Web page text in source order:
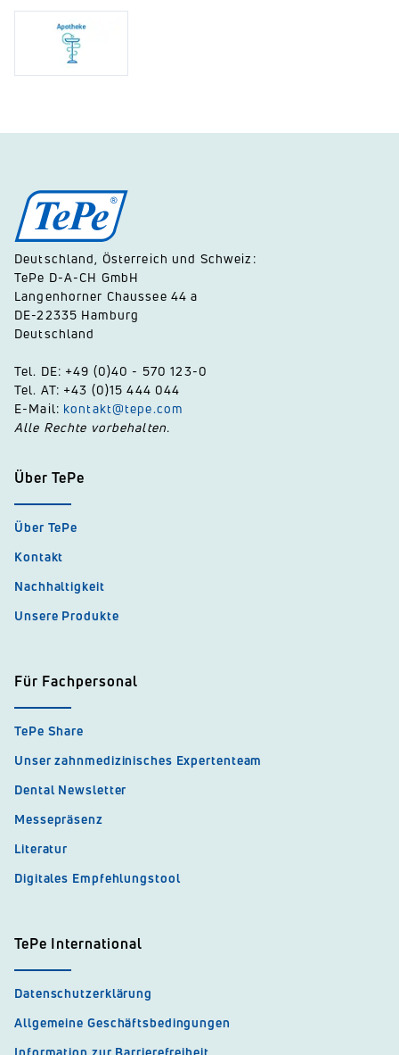
Deutschland, Österreich und Schweiz:
TePe D-A-CH GmbH
Langenhorner Chaussee 44 a
DE-22335 Hamburg
Deutschland
Tel. DE: +49 (0)40 - 570 123-0
Tel. AT: +43 (0)15 444 044
E-Mail: kontakt@tepe.com
Alle Rechte vorbehalten.
Über TePe
Über TePe
Kontakt
Nachhaltigkeit
Unsere Produkte
Für Fachpersonal
TePe Share
Unser zahnmedizinisches Expertenteam
Dental Newsletter
Messepräsenz
Literatur
Digitales Empfehlungstool
TePe International
Datenschutzerklärung
Allgemeine Geschäftsbedingungen